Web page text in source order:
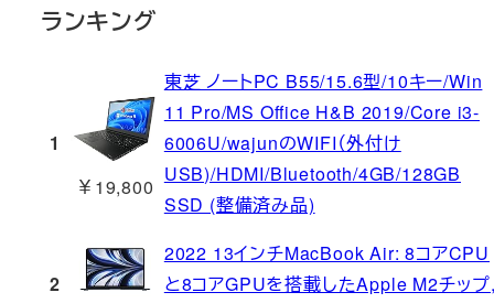
ランキング
1
￥19,800
東芝 ノートPC B55/15.6型/10キー/Win
11 Pro/MS Office H&B 2019/Core i3-
6006U/wajunのWIFI（外付け
USB)/HDMI/Bluetooth/4GB/128GB
SSD (整備済み品)
2
2022 13インチMacBook Air: 8コアCPU
と8コアGPUを搭載したApple M2チッ